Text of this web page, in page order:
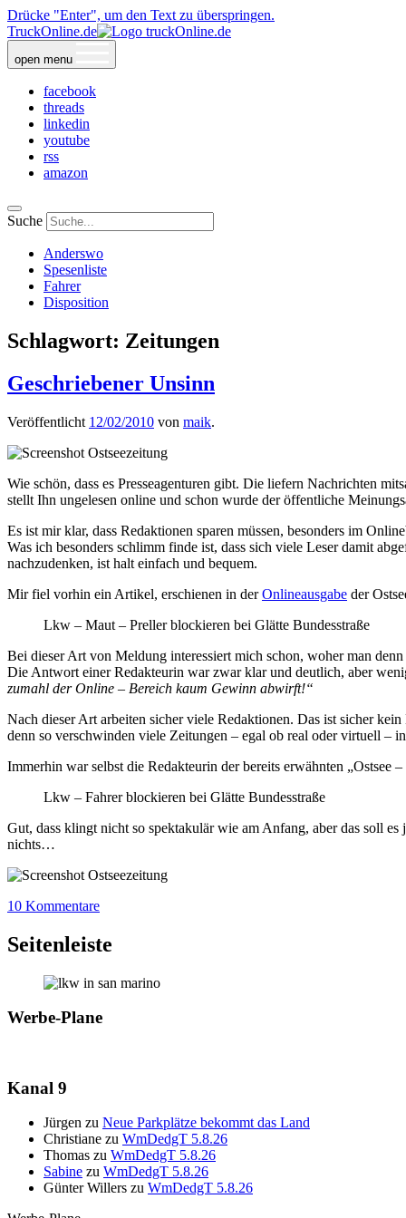
Drücke "Enter", um den Text zu überspringen.
TruckOnline.de
open menu
facebook
threads
linkedin
youtube
rss
amazon
Suche
Anderswo
Spesenliste
Fahrer
Disposition
Schlagwort: Zeitungen
Geschriebener Unsinn
Veröffentlicht 12/02/2010 von maik.
Wie schön, dass es Presseagenturen gibt. Die liefern Nachrichten
stellt Ihn ungelesen online und schon wurde der öffentliche
Es ist mir klar, dass Redaktionen sparen müssen, besonders im
Was ich besonders schlimm finde ist, dass sich viele Leser damit
nachzudenken, ist halt einfach und bequem.
Mir fiel vorhin ein Artikel, erschienen in derOnlineausgabe der
Lkw – Maut – Preller blockieren bei Glätte Bundesstraße
Bei dieser Art von Meldung interessiert mich schon, woher man
Die Antwort einer Redakteurin war zwar klar und deutlich, aber
zumahl der Online – Bereich kaum Gewinn abwirft!“
Nach dieser Art arbeiten sicher viele Redaktionen. Das ist sicher
denn so verschwinden viele Zeitungen – egal ob real oder virtuell –
Immerhin war selbst die Redakteurin der bereits erwähnten
Lkw – Fahrer blockieren bei Glätte Bundesstraße
Gut, dass klingt nicht so spektakulär wie am Anfang, aber das soll
nichts…
10 Kommentare
Seitenleiste
Werbe-Plane
Kanal 9
Jürgen zu Neue Parkplätze bekommt das Land
Christiane zu WmDedgT 5.8.26
Thomas zu WmDedgT 5.8.26
Sabine zu WmDedgT 5.8.26
Günter Willers zu WmDedgT 5.8.26